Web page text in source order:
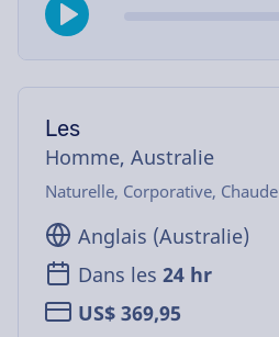
Les
Homme, Australie
Naturelle, Corporative, Chaude
Anglais (Australie)
Dans les 24 hr
US$ 369,95